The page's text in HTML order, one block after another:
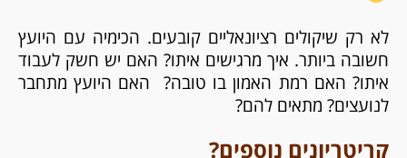
לא רק שיקולים רציונאליים קובעים. הכימיה עם היועץ
חשובה ביותר. איך מרגישים איתו? האם יש חשק לעבוד
איתו? האם רמת האמון בו טובה? האם היועץ מתחבר
לנועצים? מתאים להם?
קריטריונים נוספים?